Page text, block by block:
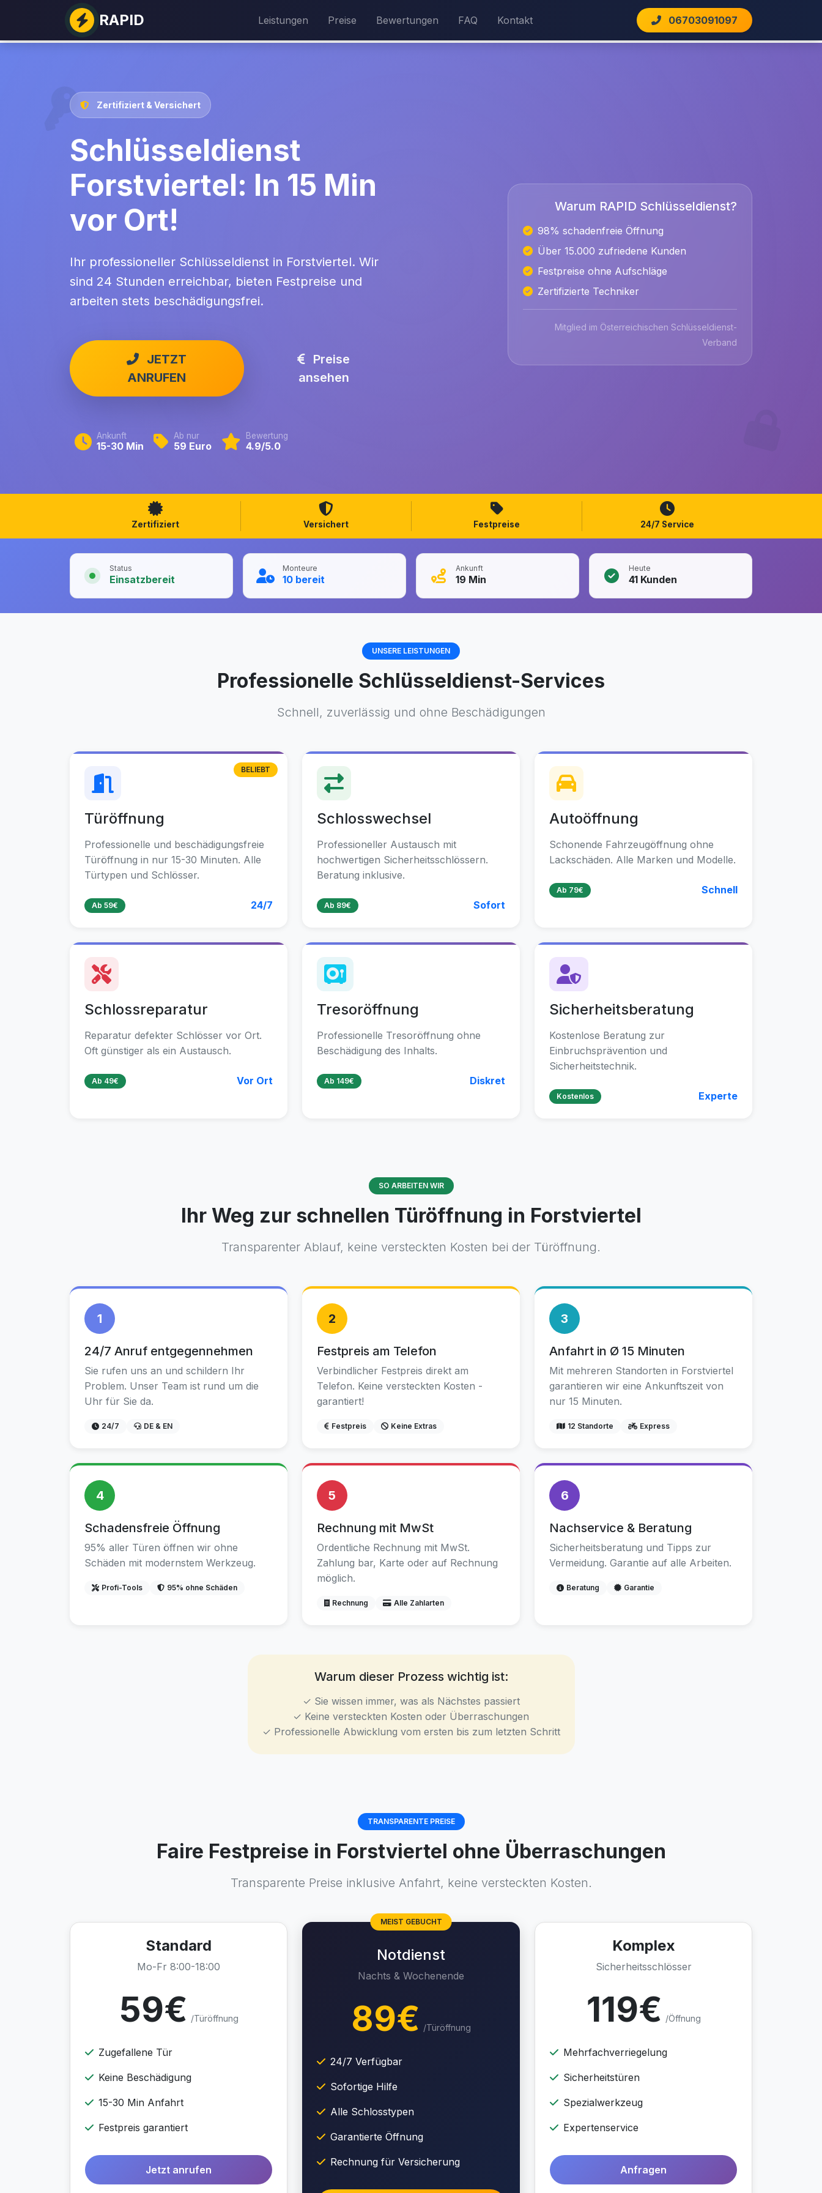
RAPID Leistungen Preise Bewertungen FAQ Kontakt 06703091097
Zertifiziert & Versichert
Schlüsseldienst
Forstviertel: In 15 Min
vor Ort!
Ihr professioneller Schlüsseldienst in Forstviertel. Wir
sind 24 Stunden erreichbar, bieten Festpreise und
arbeiten stets beschädigungsfrei.
JETZT
ANRUFEN
Preise
ansehen
Ankunft
15-30 Min
Ab nur
59 Euro
Bewertung
4.9/5.0
Warum RAPID Schlüsseldienst?
98% schadenfreie Öffnung
Über 15.000 zufriedene Kunden
Festpreise ohne Aufschläge
Zertifizierte Techniker
Mitglied im Österreichischen Schlüsseldienst-
Verband
Zertifiziert Versichert Festpreise 24/7 Service
Status
Einsatzbereit
Monteure
10 bereit
Ankunft
19 Min
Heute
41 Kunden
UNSERE LEISTUNGEN
Professionelle Schlüsseldienst-Services
Schnell, zuverlässig und ohne Beschädigungen
Türöffnung
Professionelle und beschädigungsfreie
Türöffnung in nur 15-30 Minuten. Alle
Türtypen und Schlösser.
Ab 59€ 24/7
BELIEBT
Schlosswechsel
Professioneller Austausch mit
hochwertigen Sicherheitsschlössern.
Beratung inklusive.
Ab 89€ Sofort
Autoöffnung
Schonende Fahrzeugöffnung ohne
Lackschäden. Alle Marken und Modelle.
Ab 79€ Schnell
Schlossreparatur
Reparatur defekter Schlösser vor Ort.
Oft günstiger als ein Austausch.
Ab 49€ Vor Ort
Tresoröffnung
Professionelle Tresoröffnung ohne
Beschädigung des Inhalts.
Ab 149€ Diskret
Sicherheitsberatung
Kostenlose Beratung zur
Einbruchsprävention und
Sicherheitstechnik.
Kostenlos Experte
SO ARBEITEN WIR
Ihr Weg zur schnellen Türöffnung in Forstviertel
Transparenter Ablauf, keine versteckten Kosten bei der Türöffnung.
1
24/7 Anruf entgegennehmen
Sie rufen uns an und schildern Ihr
Problem. Unser Team ist rund um die
Uhr für Sie da.
24/7 DE & EN
2
Festpreis am Telefon
Verbindlicher Festpreis direkt am
Telefon. Keine versteckten Kosten -
garantiert!
Festpreis Keine Extras
3
Anfahrt in Ø 15 Minuten
Mit mehreren Standorten in Forstviertel
garantieren wir eine Ankunftszeit von
nur 15 Minuten.
12 Standorte Express
4
Schadensfreie Öffnung
95% aller Türen öffnen wir ohne
Schäden mit modernstem Werkzeug.
Profi-Tools 95% ohne Schäden
5
Rechnung mit MwSt
Ordentliche Rechnung mit MwSt.
Zahlung bar, Karte oder auf Rechnung
möglich.
Rechnung Alle Zahlarten
6
Nachservice & Beratung
Sicherheitsberatung und Tipps zur
Vermeidung. Garantie auf alle Arbeiten.
Beratung Garantie
Warum dieser Prozess wichtig ist:
✓ Sie wissen immer, was als Nächstes passiert
✓ Keine versteckten Kosten oder Überraschungen
✓ Professionelle Abwicklung vom ersten bis zum letzten Schritt
TRANSPARENTE PREISE
Faire Festpreise in Forstviertel ohne Überraschungen
Transparente Preise inklusive Anfahrt, keine versteckten Kosten.
Standard
Mo-Fr 8:00-18:00
59€ /Türöffnung
Zugefallene Tür
Keine Beschädigung
15-30 Min Anfahrt
Festpreis garantiert
Jetzt anrufen
MEIST GEBUCHT
Notdienst
Nachts & Wochenende
89€ /Türöffnung
24/7 Verfügbar
Sofortige Hilfe
Alle Schlosstypen
Garantierte Öffnung
Rechnung für Versicherung
Komplex
Sicherheitsschlösser
119€ /Öffnung
Mehrfachverriegelung
Sicherheitstüren
Spezialwerkzeug
Expertenservice
Anfragen